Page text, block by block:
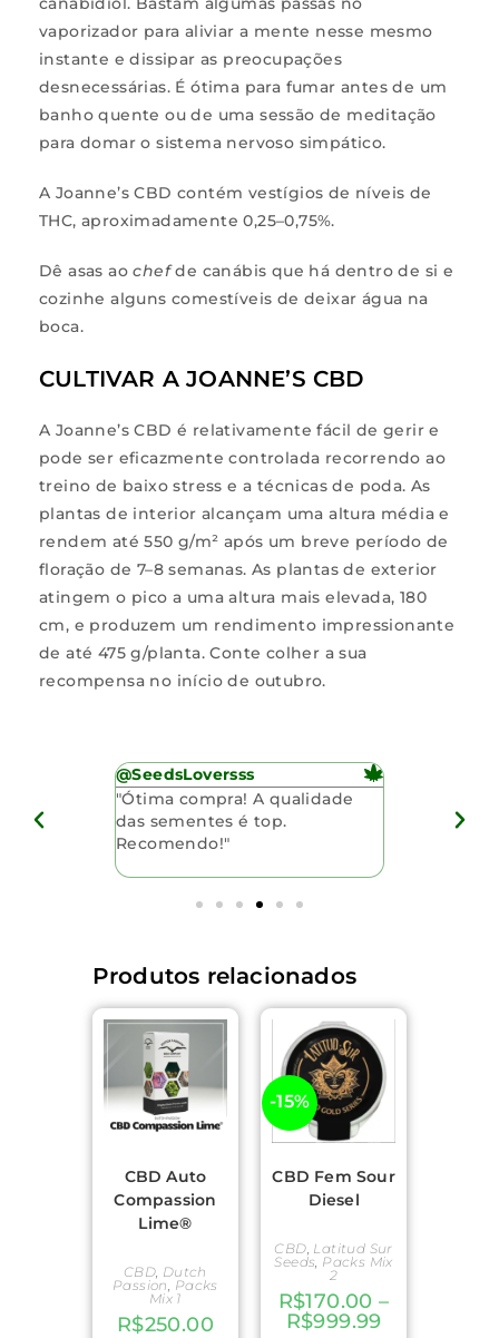
vaporizador para aliviar a mente nesse mesmo
instante e dissipar as preocupações
desnecessárias. É ótima para fumar antes de um
banho quente ou de uma sessão de meditação
para domar o sistema nervoso simpático.
A Joanne’s CBD contém vestígios de níveis de
THC, aproximadamente 0,25–0,75%.
Dê asas aochefde canábis que há dentro de si e
cozinhe alguns comestíveis de deixar água na
boca.
CULTIVAR A JOANNE’S CBD
A Joanne’s CBD é relativamente fácil de gerir e
pode ser eficazmente controlada recorrendo ao
treino de baixo stress e a técnicas de poda. As
plantas de interior alcançam uma altura média e
rendem até 550 g/m² após um breve período de
floração de 7–8 semanas. As plantas de exterior
atingem o pico a uma altura mais elevada, 180
cm, e produzem um rendimento impressionante
de até 475 g/planta. Conte colher a sua
recompensa no início de outubro.
@SeedsLoversss
"Ótima compra! A qualidade
das sementes é top.
Recomendo!"
entrega foi
Produtos relacionados
CBD Auto
Compassion
Lime®
CBD Dutch
Passion Packs
Mix 1
R$250.00
-15%
CBD Fem Sour
Diesel
CBD Latitud Sur
Seeds Packs Mix
2
R$170.00 –
R$999.99